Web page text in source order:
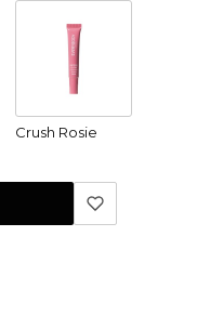
Crush Rosie